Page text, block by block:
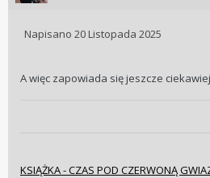
Napisano 20 Listopada 2025
A więc zapowiada się jeszcze
KSIĄŻKA - CZAS POD CZERWONĄ